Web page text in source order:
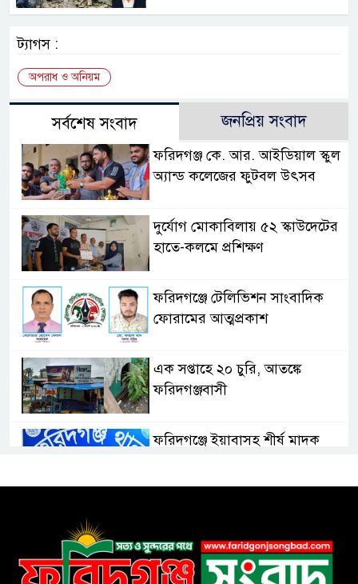
ট্যাগস :
অপরাধ ও অনিয়ম
সর্বশেষ সংবাদ জনপ্রিয় সংবাদ
ফরিদগঞ্জ কে. আর. আইডিয়াল স্কুল
অ্যান্ড কলেজের ফুটবল উৎসব
দুর্যোগ মোকাবিলায় ৫২ স্কাউদেটের
হাতে-কলমে প্রশিক্ষণ
ফরিদগঞ্জে টেলিভিশন সাংবাদিক
ফোরামের আত্মপ্রকাশ
এক সপ্তাহে ২০ চুরি, আতঙ্কে
ফরিদগঞ্জবাসী
ফরিদগঞ্জে ইয়াবাসহ শীর্ষ মাদক
পাউবির খাছ বিক্রি! থানায়
অভিযোগ